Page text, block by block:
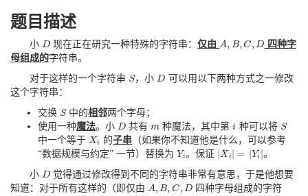
题目描述
小 D
D 现在正在研究一种特殊的字符串：仅由A, B, C, D
A, B,C,D
四种字
母组成的字符串。
对于这样的一个字符串 S
S，小D
D 可以用以下两种方式之一修改
这个字符串：
交换 S
S中的相邻两个字母；
使用一种魔法。小 D
D 共有m
m 种魔法，其中第i
i 种可以将 S
S
中一个等于 Xi
Xi 的子串 （如果你不知道他是什么，可以参考
“数据规模与约定” 一节）替换为 Yi
Yi。保证 ∣X i = Yi
∣X ∣ =∣Y。
小 D
D 觉得通过修改得到不同的字符串非常有意思，于是他想要
知道：对于所有这样的（即仅由 A, B, C, D
A, B,C,D
四种字母组成的字符